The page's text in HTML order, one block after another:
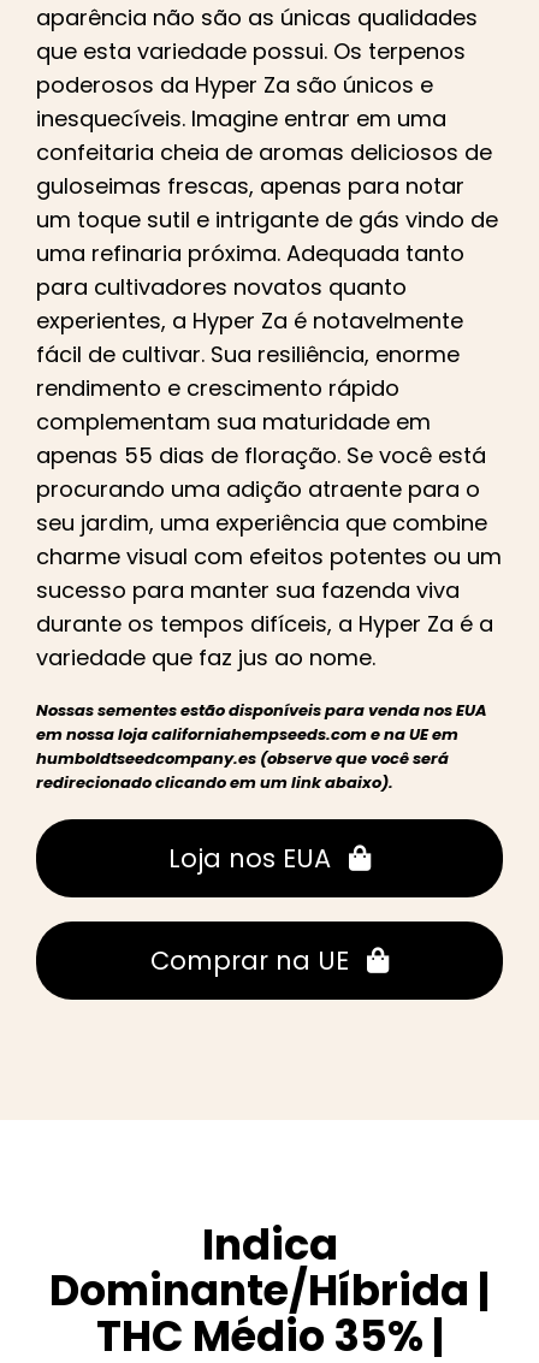
aparência não são as únicas qualidades
que esta variedade possui. Os terpenos
poderosos da Hyper Za são únicos e
inesquecíveis. Imagine entrar em uma
confeitaria cheia de aromas deliciosos de
guloseimas frescas, apenas para notar
um toque sutil e intrigante de gás vindo de
uma refinaria próxima. Adequada tanto
para cultivadores novatos quanto
experientes, a Hyper Za é notavelmente
fácil de cultivar. Sua resiliência, enorme
rendimento e crescimento rápido
complementam sua maturidade em
apenas 55 dias de floração. Se você está
procurando uma adição atraente para o
seu jardim, uma experiência que combine
charme visual com efeitos potentes ou um
sucesso para manter sua fazenda viva
durante os tempos difíceis, a Hyper Za é a
variedade que faz jus ao nome.
Nossas sementes estão disponíveis para venda nos EUA
em nossa loja californiahempseeds.com e na UE em
humboldtseedcompany.es (observe que você será
redirecionado clicando em um link abaixo).
Loja nos EUA
Comprar na UE
Indica
Dominante/híbrida |
THC Médio 35% |